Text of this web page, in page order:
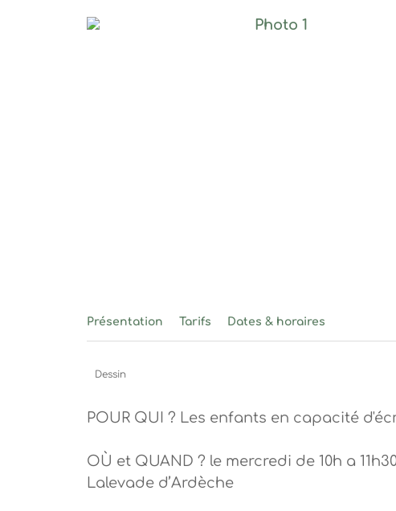
Photo 1, © anne
Présentation Tarifs Dates & horaires
Dessin
POUR QUI ? Les enfants en capacité
OÙ et QUAND ? le mercredi de 10h a
Lalevade d’Ardèche